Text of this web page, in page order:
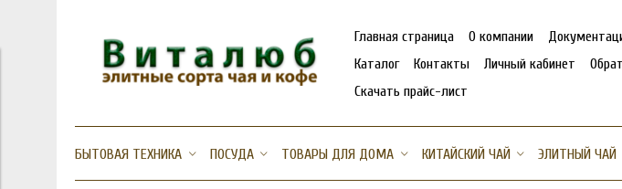
Главная страница О компании
Каталог
Контакты Личный кабинет
Скачать прайс-лист
БЫТОВАЯ ТЕХНИКА ПОСУДА ТОВАРЫ ДЛЯ ДОМА КИТАЙСКИЙ ЧАЙ ЭЛИТНЫЙ ЧАЙ